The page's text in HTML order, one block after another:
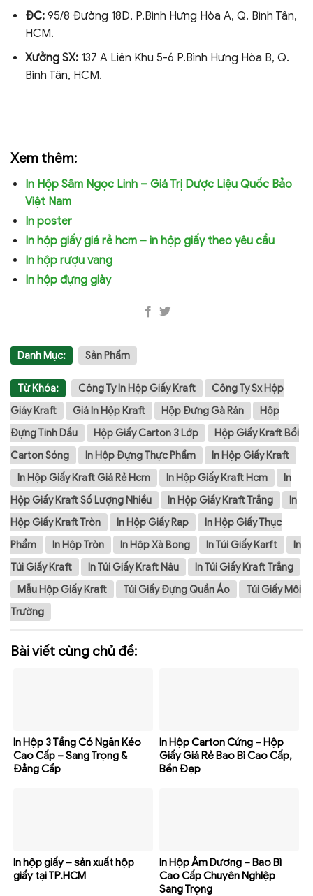
ĐC:95/8 Đường 18D, P.Bình Hưng Hòa A, Q. Bình Tân,
HCM.
Xưởng SX:137 A Liên Khu 5-6 P.Bình Hưng Hòa B, Q.
Bình Tân, HCM.
Xem thêm:
In Hộp Sâm Ngọc Linh – Giá Trị Dược Liệu Quốc Bảo
Việt Nam
In poster
In hộp giấy giá rẻ hcm – in hộp giấy theo yêu cầu
In hộp rượu vang
In hộp đựng giày
Danh Mục: Sản Phẩm
Từ Khóa: Công Ty In Hộp Giấy Kraft
Công Ty Sx Hộp
Giáy Kraft
Giá In Hộp Kraft Hộp Đưng Gà Rán
Hộp
Đựng Tinh Dầu
Hộp Giấy Carton 3 Lớp
Hộp Giấy Kraft Bồi
Carton Sóng
In Hộp Đựng Thực Phẩm
In Hộp Giấy Kraft
In Hộp Giấy Kraft Giá Rẻ Hcm
In Hộp Giấy Kraft Hcm
In
Hộp Giấy Kraft Số Lượng Nhiều
In Hộp Giấy Kraft Trắng
In
Hộp Giấy Kraft Tròn
In Hộp Giấy Rap
In Hộp Giấy Thục
Phẩm
In Hộp Tròn In Hộp Xà Bong In Túi Giấy Karft
In
Túi Giấy Kraft
In Túi Giấy Kraft Nâu
In Túi Giấy Kraft Trắng
Mẫu Hộp Giấy Kraft
Túi Giấy Đựng Quần Áo
Túi Giấy Môi
Trường
Bài viết cùng chủ đề:
In Hộp 3 Tầng Có Ngăn Kéo
Cao Cấp – Sang Trọng &
Đẳng Cấp
In Hộp Carton Cứng – Hộp
Giấy Giá Rẻ Bao Bì Cao Cấp,
Bền Đẹp
In hộp giấy – sản xuất hộp
giấy tại TP.HCM
In Hộp Âm Dương – Bao Bì
Cao Cấp Chuyên NghIệp
Sang Trọng